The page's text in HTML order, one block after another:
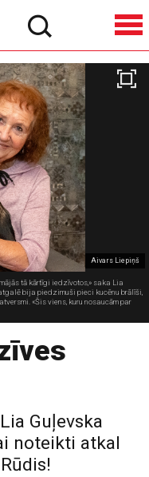
Aivars Liepiņš
tā kārtīgi iedzīvotos,» saka Lia
bija piedzimuši pieci kucēnu brālīši,
«Šis viens, kuru nosaucām par
Guļevska
noteikti atkal